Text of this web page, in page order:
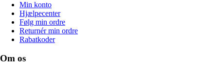
Min konto
Hjælpecenter
Følg min ordre
Returnér min ordre
Rabatkoder
Om os